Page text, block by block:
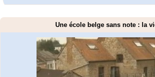
Une école belge sans note : la